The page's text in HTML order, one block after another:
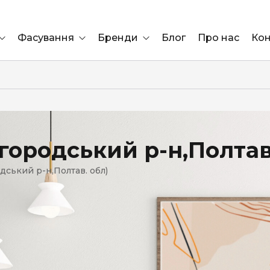
Фасування Бренди
Marshall
Marlboro
Блог Про нас
р-
р-н,Полтав. обл)